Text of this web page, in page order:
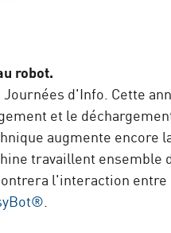
robot.
d'Info. Cette
et le
augmente encore
travaillent
l'interaction entre